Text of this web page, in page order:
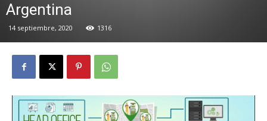
Argentina
14 septiembre, 2020 1316